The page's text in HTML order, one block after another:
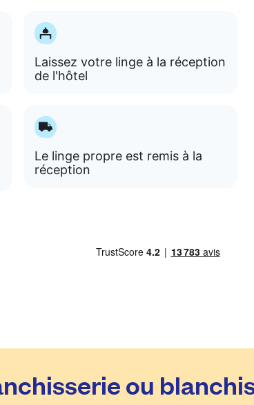
Laissez votre linge à la réception
de l'hôtel
Le linge propre est remis à la
réception
ou